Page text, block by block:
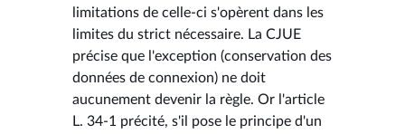
limitations de celle-ci s'opèrent dans les
limites du strict nécessaire. La CJUE
précise que l'exception (conservation des
données de connexion) ne doit
aucunement devenir la règle. Or l'article
L. 34-1 précité, s'il pose le principe d'un